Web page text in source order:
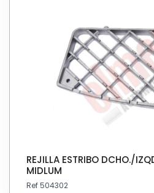
REJILLA ESTRIBO DCHO./
MIDLUM
Ref 504302